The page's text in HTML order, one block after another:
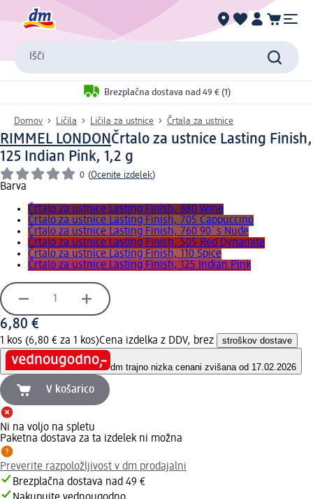
Išči
Brezplačna dostava nad 49 € (1)
Domov Ličila Ličila za ustnice Črtala za ustnice
RIMMEL LONDONČrtalo za ustnice Lasting Finish,
125 Indian Pink, 1,2 g
0 (Ocenite izdelek)
Barva
Črtalo za ustnice Lasting Finish, 880 Wine
Črtalo za ustnice Lasting Finish, 705 Cappuccino
Črtalo za ustnice Lasting Finish, 760 90`s Nude
Črtalo za ustnice Lasting Finish, 505 Red Dynamite
Črtalo za ustnice Lasting Finish, 110 Spice
Črtalo za ustnice Lasting Finish, 125 Indian Pink
6,80 €
1 kos (6,80 € za 1 kos)Cena izdelka z DDV, brez stroškov dostave
dm trajno nizka cenani zvišana od 17.02.2026
V košarico
Ni na voljo na spletu
Paketna dostava za ta izdelek ni možna
Preverite razpoložljivost v dm prodajalni
Brezplačna dostava nad 49 €